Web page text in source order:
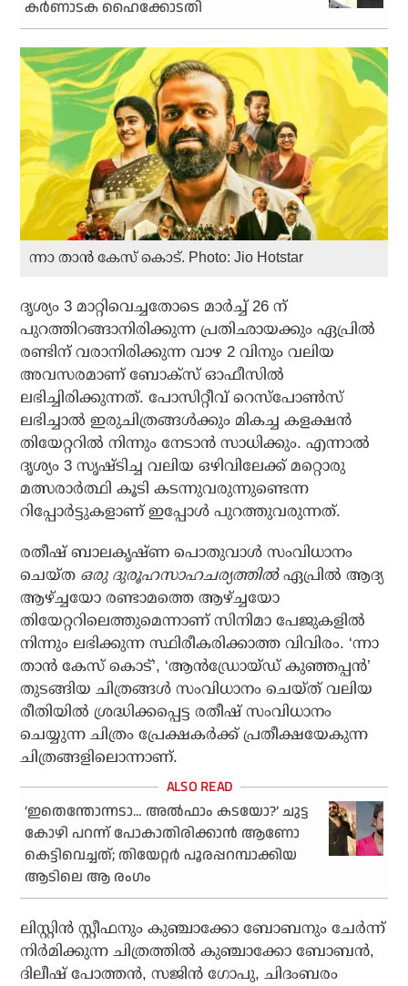
കര്‍ണാടക ഹൈക്കോടതി
ന്നാ താന്‍ കേസ് കൊട്. Photo: Jio Hotstar
ദൃശ്യം 3 മാറ്റിവെച്ചതോടെ മാര്‍ച്ച് 26 ന്
പുറത്തിറങ്ങാനിരിക്കുന്ന പ്രതിഛായക്കും ഏപ്രില്‍
രണ്ടിന് വരാനിരിക്കുന്ന വാഴ 2 വിനും വലിയ
അവസരമാണ് ബോക്‌സ് ഓഫീസില്‍
ലഭിച്ചിരിക്കുന്നത്. പോസിറ്റീവ് റെസ്‌പോണ്‍സ്
ലഭിച്ചാല്‍ ഇരുചിത്രങ്ങള്‍ക്കും മികച്ച കളക്ഷന്‍
തിയേറ്ററില്‍ നിന്നും നേടാന്‍ സാധിക്കും. എന്നാല്‍
ദൃശ്യം 3 സൃഷ്ടിച്ച വലിയ ഒഴിവിലേക്ക് മറ്റൊരു
മത്സരാര്‍ത്ഥി കൂടി കടന്നുവരുന്നുണ്ടെന്ന
റിപ്പോര്‍ട്ടുകളാണ് ഇപ്പോള്‍ പുറത്തുവരുന്നത്.
രതീഷ് ബാലകൃഷ്ണ പൊതുവാള്‍ സംവിധാനം
ചെയ്ത ഒരു ദുരൂഹസാഹചര്യത്തില്‍ഏപ്രില്‍ ആദ്യ
ആഴ്ച്ചയോ രണ്ടാമത്തെ ആഴ്ച്ചയോ
തിയേറ്ററിലെത്തുമെന്നാണ് സിനിമാ പേജുകളില്‍
നിന്നും ലഭിക്കുന്ന സ്ഥിരീകരിക്കാത്ത വിവിരം. ‘ന്നാ
താന്‍ കേസ് കൊട്’, ‘ആന്‍ഡ്രോയ്ഡ് കുഞ്ഞപ്പന്‍’
തുടങ്ങിയ ചിത്രങ്ങള്‍ സംവിധാനം ചെയ്ത് വലിയ
രീതിയില്‍ ശ്രദ്ധിക്കപ്പെട്ട രതീഷ് സംവിധാനം
ചെയ്യുന്ന ചിത്രം പ്രേക്ഷകര്‍ക്ക് പ്രതീക്ഷയേകുന്ന
ചിത്രങ്ങളിലൊന്നാണ്.
‘ഇതെന്തോന്നടാ… അൽഫാം കടയോ?’ ചുട്ട
കോഴി പറന്ന് പോകാതിരിക്കാൻ ആണോ
കെട്ടിവെച്ചത്; തിയേറ്റർ പൂരപ്പറമ്പാക്കിയ
ആടിലെ ആ രംഗം
ലിസ്റ്റിന്‍ സ്റ്റീഫനും കുഞ്ചാക്കോ ബോബനും ചേര്‍ന്ന്
നിര്‍മിക്കുന്ന ചിത്രത്തില്‍ കുഞ്ചാക്കോ ബോബന്‍,
ദിലീഷ് പോത്തന്‍, സജിന്‍ ഗോപു, ചിദംബരം